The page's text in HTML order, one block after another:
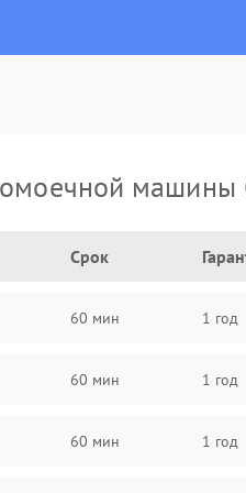
машины
Срок
60 мин 1 год
60 мин 1 год
60 мин 1 год